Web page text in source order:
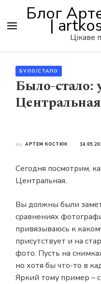
Блог
|
Цікаве
БУЛО/СТАЛО
Было-стало:
Центральная
від АРТЕМ КОСТЮК
Сегодня посмотрим,
Центральная..
Вы должны были
сравнениях
привязываюсь к
присутствует и на
фото. Пусть на
но хотя бы что-то в
Яркий тому пример –